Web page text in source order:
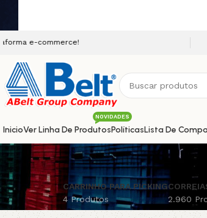
InicioVer Linha De Produtos
NOVIDADES
PolíticasLista De
CARRINHO PARA PICKING
4 Produtos
2.960